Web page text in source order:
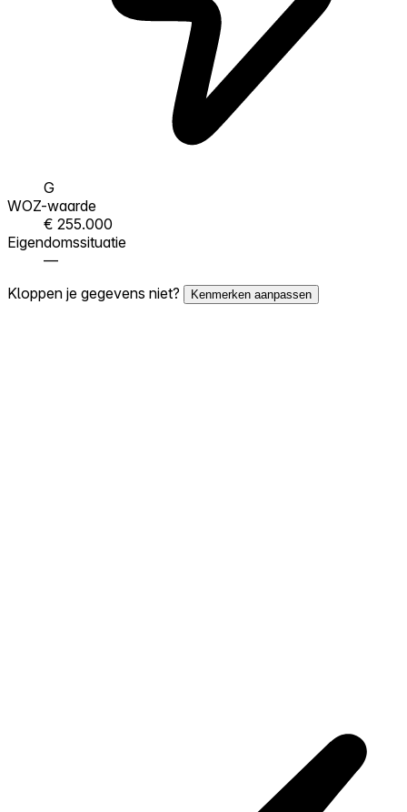
G
WOZ-waarde
€ 255.000
Eigendomssituatie
—
Kloppen je gegevens niet?
Kenmerken aanpassen